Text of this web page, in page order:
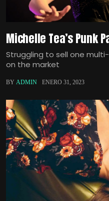
Michelle Tea’s Punk
Struggling to sell one
on the market
BY ADMIN ENERO 31, 2023